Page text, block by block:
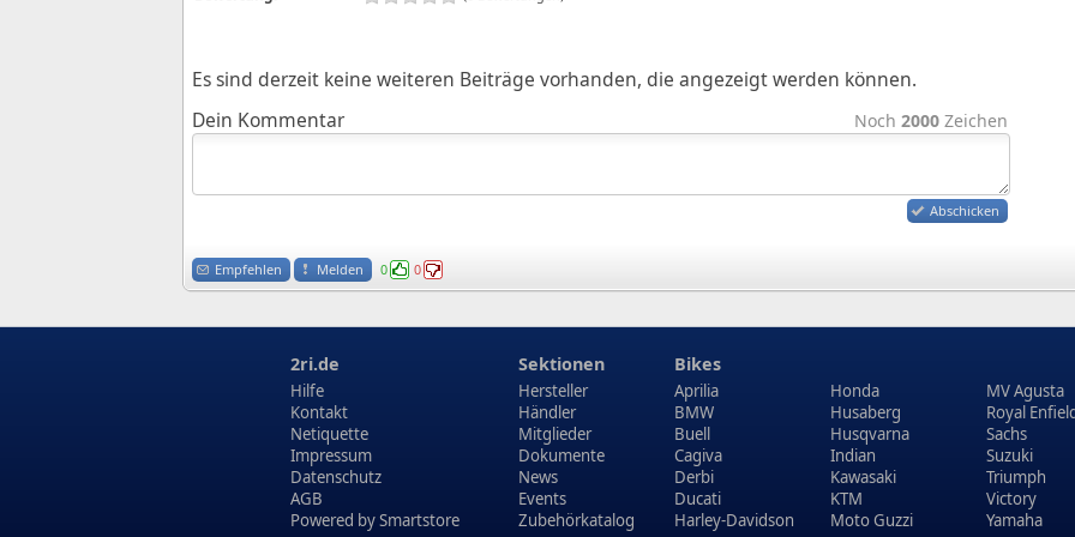
Es sind derzeit keine weiteren Beiträge vorhanden, die angezeigt werden können.
Noch 2000 Zeichen
Dein Kommentar
Abschicken
Empfehlen Melden 0 0
2ri.de
Hilfe
Kontakt
Netiquette
Impressum
Datenschutz
AGB
Powered bySmartstore
Sektionen
Hersteller
Händler
Mitglieder
Dokumente
News
Events
Zubehörkatalog
Bikes
Aprilia
BMW
Buell
Cagiva
Derbi
Ducati
Harley-Davidson
Honda
Husaberg
Husqvarna
Indian
Kawasaki
KTM
Moto Guzzi
MV Agusta
Royal
Sachs
Suzuki
Triumph
Victory
Yamaha